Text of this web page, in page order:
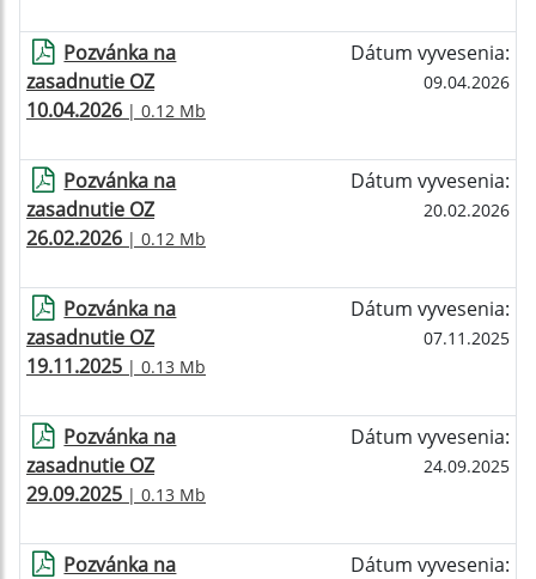
Pozvánka na
zasadnutie OZ
10.04.2026 | 0.12 Mb
Dátum vyvesenia:
09.04.2026
Pozvánka na
zasadnutie OZ
26.02.2026 | 0.12 Mb
Dátum vyvesenia:
20.02.2026
Pozvánka na
zasadnutie OZ
19.11.2025 | 0.13 Mb
Dátum vyvesenia:
07.11.2025
Pozvánka na
zasadnutie OZ
29.09.2025 | 0.13 Mb
Dátum vyvesenia:
24.09.2025
Pozvánka na
Dátum vyvesenia: